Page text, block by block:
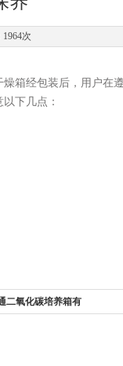
次
箱经包装后，用户在
下几点：
二氧化碳培养箱有